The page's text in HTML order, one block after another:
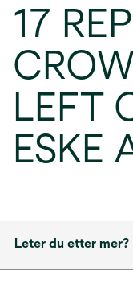
17
LEFT
ESKE
Leter du etter mer?